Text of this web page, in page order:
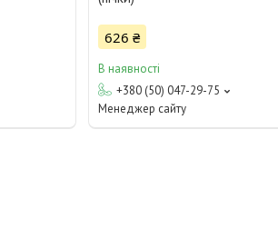
626 ₴
В наявності
+380 (50) 047-29-75
Менеджер сайту